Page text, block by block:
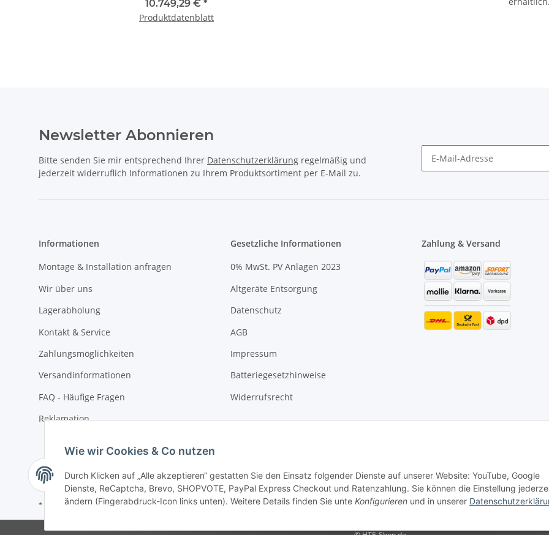
10.749,29 € *
Produktdatenblatt
Newsletter Abonnieren
Bitte senden Sie mir entsprechend Ihrer Datenschutzerklärung regelmäßig und
jederzeit widerruflich Informationen zu Ihrem Produktsortiment per E-Mail zu.
Informationen
Montage & Installation anfragen
Wir über uns
Lagerabholung
Kontakt & Service
Zahlungsmöglichkeiten
Versandinformationen
FAQ - Häufige Fragen
Reklamation
Gesetzliche Informationen
0% MwSt. PV Anlagen 2023
Altgeräte Entsorgung
Datenschutz
AGB
Impressum
Batteriegesetzhinweise
Widerrufsrecht
Zahlung & Versand
* Alle Preise inkl. gesetzlicher USt., zzgl.Versand
Wie wir Cookies & Co nutzen
Durch Klicken auf „Alle akzeptieren“ gestatten Sie den Einsatz folgender Dienste auf unserer Website: YouTube, Google
Dienste, ReCaptcha, Brevo, SHOPVOTE, PayPal Express Checkout und Ratenzahlung. Sie können die Einstellung
ändern (Fingerabdruck-Icon links unten). Weitere Details finden Sie unte Konfigurieren und in unserer